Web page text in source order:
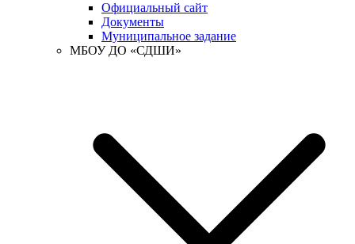
Официальный сайт
Документы
Муниципальное задание
МБОУ ДО «СДШИ»